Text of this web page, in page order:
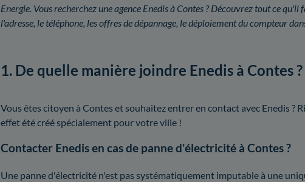
Energie. Vous recherchez une agence Enedis à Contes ? Découvrez tout ce
l'adresse, le téléphone, les offres de dépannage, le déploiement du compteur
1. De quelle manière joindre Enedis à Contes ?
Vous êtes citoyen à Contes et souhaitez entrer en contact avec Enedis ?
effet été créé spécialement pour votre ville !
Contacter Enedis en cas de panne d'électricité à Contes ?
Une panne d'électricité n'est pas systématiquement imputable à une